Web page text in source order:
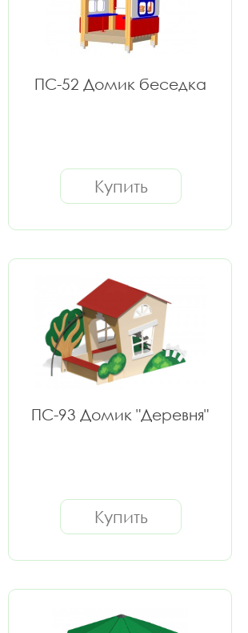
ПС-52 Домик беседка
Купить
ПС-93 Домик "Деревня"
Купить